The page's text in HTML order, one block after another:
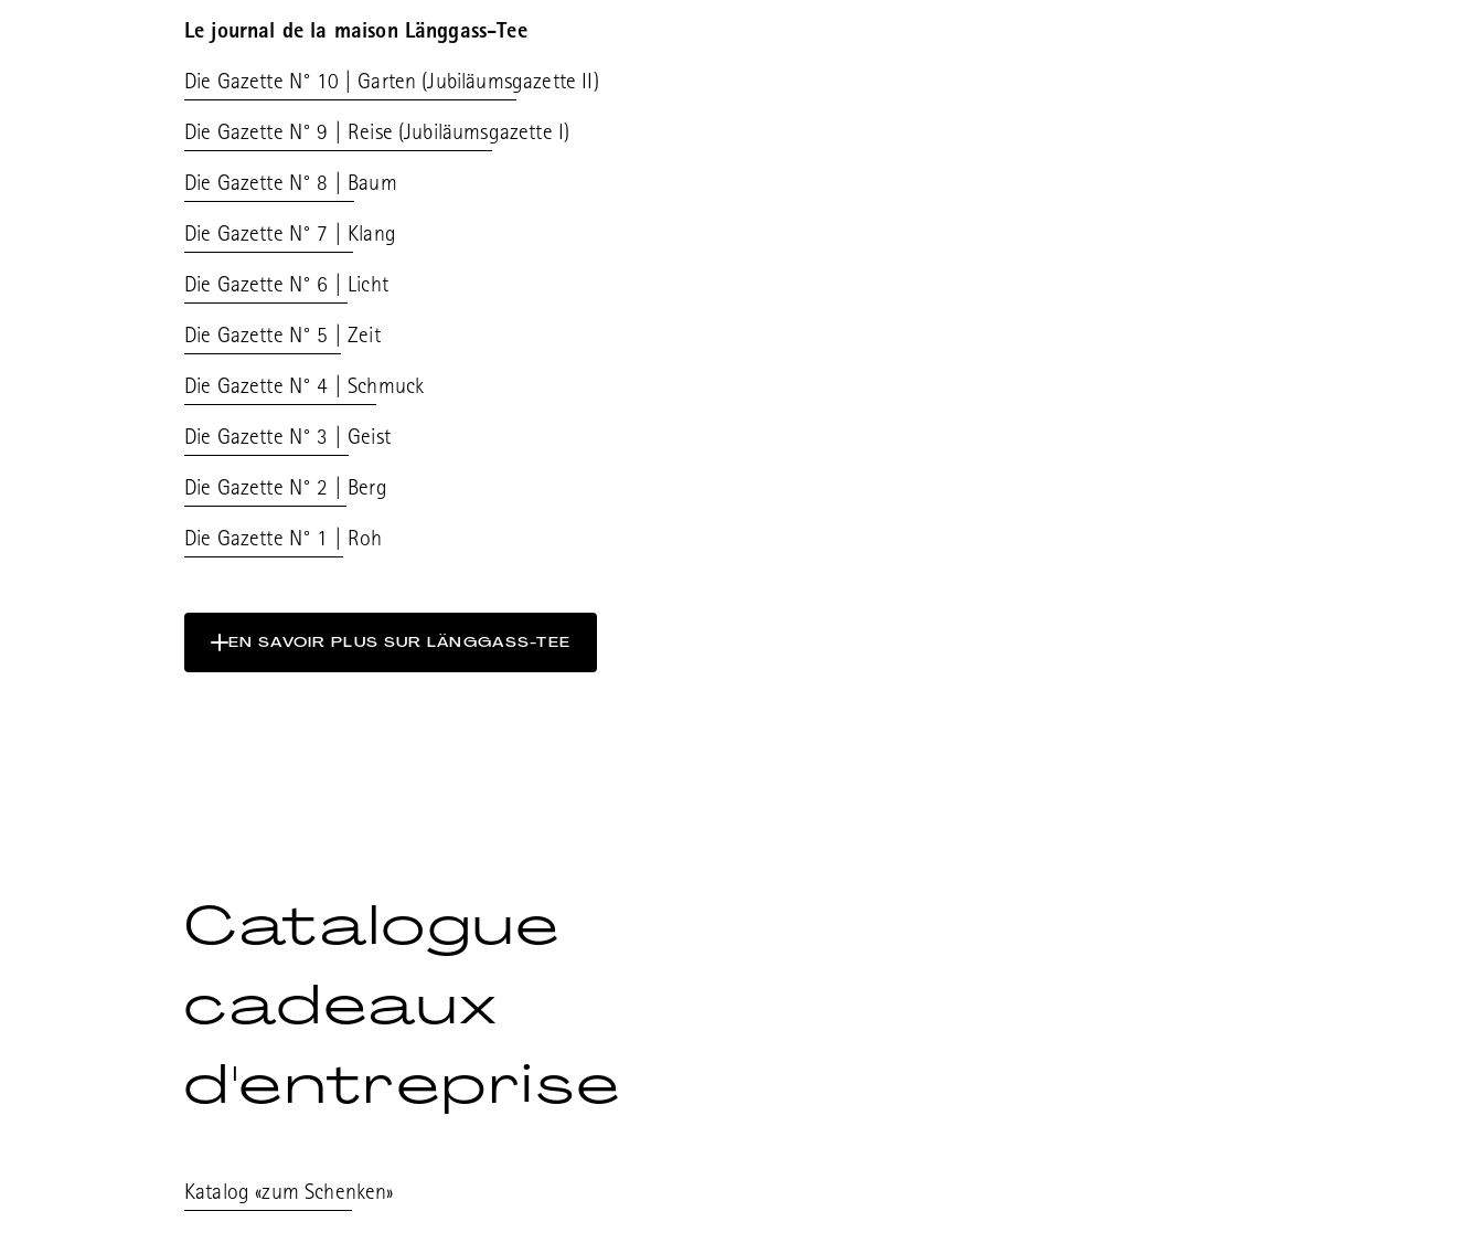
Le journal de la maison Länggass-Tee
Die Gazette N° 10 | Garten (Jubiläumsgazette II)
Die Gazette N° 9 | Reise (Jubiläumsgazette I)
Die Gazette N° 8 | Baum
Die Gazette N° 7 | Klang
Die Gazette N° 6 | Licht
Die Gazette N° 5 | Zeit
Die Gazette N° 4 | Schmuck
Die Gazette N° 3 | Geist
Die Gazette N° 2 | Berg
Die Gazette N° 1 | Roh
EN SAVOIR PLUS SUR LÄNGGASS-TEE
Catalogue
cadeaux
d'entreprise
Katalog «zum Schenken»